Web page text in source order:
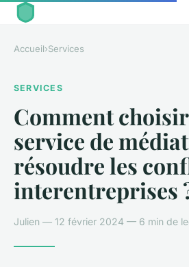
Accueil›Services
SERVICES
Comment
service de
résoudre les
interentreprises
Julien — 12 février 2024 — 6 min de